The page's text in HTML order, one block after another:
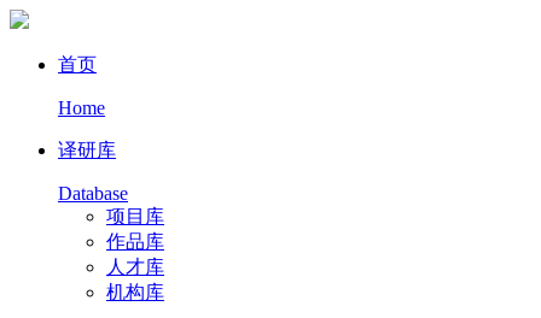
首页
Home
译研库
Database
项目库
作品库
人才库
机构库